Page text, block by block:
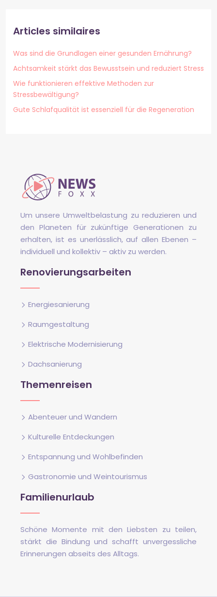
Articles similaires
Was sind die Grundlagen einer gesunden Ernährung?
Achtsamkeit stärkt das Bewusstsein und reduziert Stress
Wie funktionieren effektive Methoden zur
Stressbewältigung?
Gute Schlafqualität ist essenziell für die Regeneration
Um unsere Umweltbelastung zu reduzieren und
den Planeten für zukünftige Generationen zu
erhalten, ist es unerlässlich, auf allen Ebenen –
individuell und kollektiv – aktiv zu werden.
Renovierungsarbeiten
Energiesanierung
Raumgestaltung
Elektrische Modernisierung
Dachsanierung
Themenreisen
Abenteuer und Wandern
Kulturelle Entdeckungen
Entspannung und Wohlbefinden
Gastronomie und Weintourismus
Familienurlaub
Schöne Momente mit den Liebsten zu teilen,
stärkt die Bindung und schafft unvergessliche
Erinnerungen abseits des Alltags.